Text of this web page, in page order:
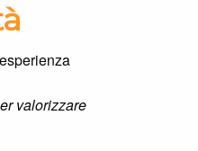
valorizzare